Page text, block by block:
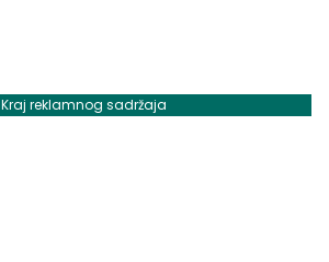
Kraj reklamnog sadržaja